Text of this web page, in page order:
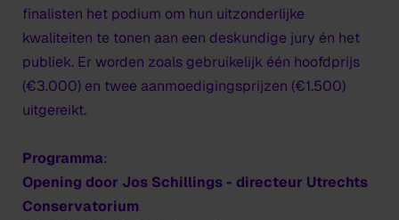
finalisten het podium om hun uitzonderlijke
kwaliteiten te tonen aan een deskundige jury én het
publiek. Er worden zoals gebruikelijk één hoofdprijs
(€3.000) en twee aanmoedigingsprijzen (€1.500)
uitgereikt.
Programma:
Opening door Jos Schillings - directeur Utrechts
Conservatorium